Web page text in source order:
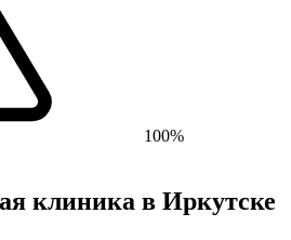
100%
клиника в Иркутске